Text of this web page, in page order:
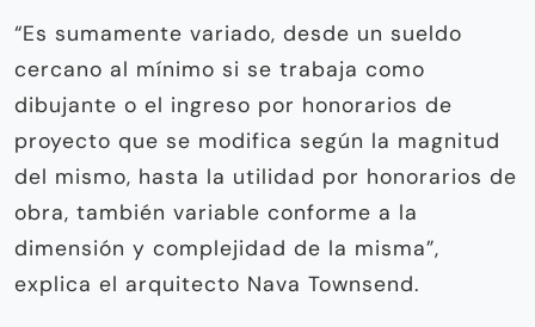
“Es sumamente variado, desde un sueldo
cercano al mínimo si se trabaja como
dibujante o el ingreso por ho­norarios de
proyecto que se modifica según la magnitud
del mismo, hasta la utilidad por honorarios de
obra, tam­bién variable conforme a la
dimensión y complejidad de la misma”,
explica el arquitecto Nava Townsend.